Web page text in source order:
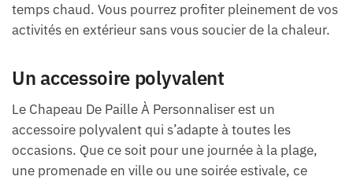
temps chaud. Vous pourrez profiter pleinement de vos
activités en extérieur sans vous soucier de la chaleur.
Un accessoire polyvalent
Le Chapeau De Paille À Personnaliser est un
accessoire polyvalent qui s’adapte à toutes les
occasions. Que ce soit pour une journée à la plage,
une promenade en ville ou une soirée estivale, ce